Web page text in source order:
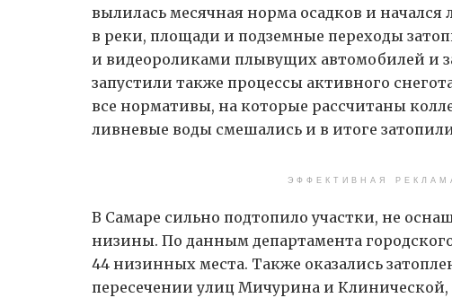
вылилась месячная норма осадков и
в реки, площади и подземные переходы
и видеороликами плывущих автомобилей и
запустили также процессы активного
все нормативы, на которые рассчитаны
ливневые воды смешались и в итоге
ЭФФЕКТИВНАЯ
В Самаре сильно подтопило участки, не
низины. По данным департамента
44 низинных места. Также оказались
пересечении улиц Мичурина и